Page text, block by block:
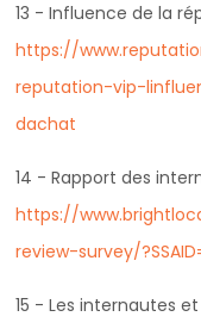
13 - Influence de la
https://
reputation-vip-
dachat
14 - Rapport des
https://
review-survey/
15 - Les internautes